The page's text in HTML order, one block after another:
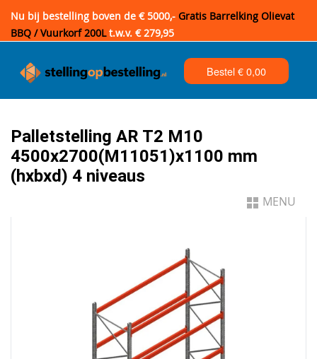
Nu bij bestelling boven de € 5000,- Gratis Barrelking Olievat
BBQ / Vuurkorf 200Lt.w.v. € 279,95
Bestel €0,00
Palletstelling AR T2 M10
4500x2700(M11051)x1100 mm
(hxbxd) 4 niveaus
MENU